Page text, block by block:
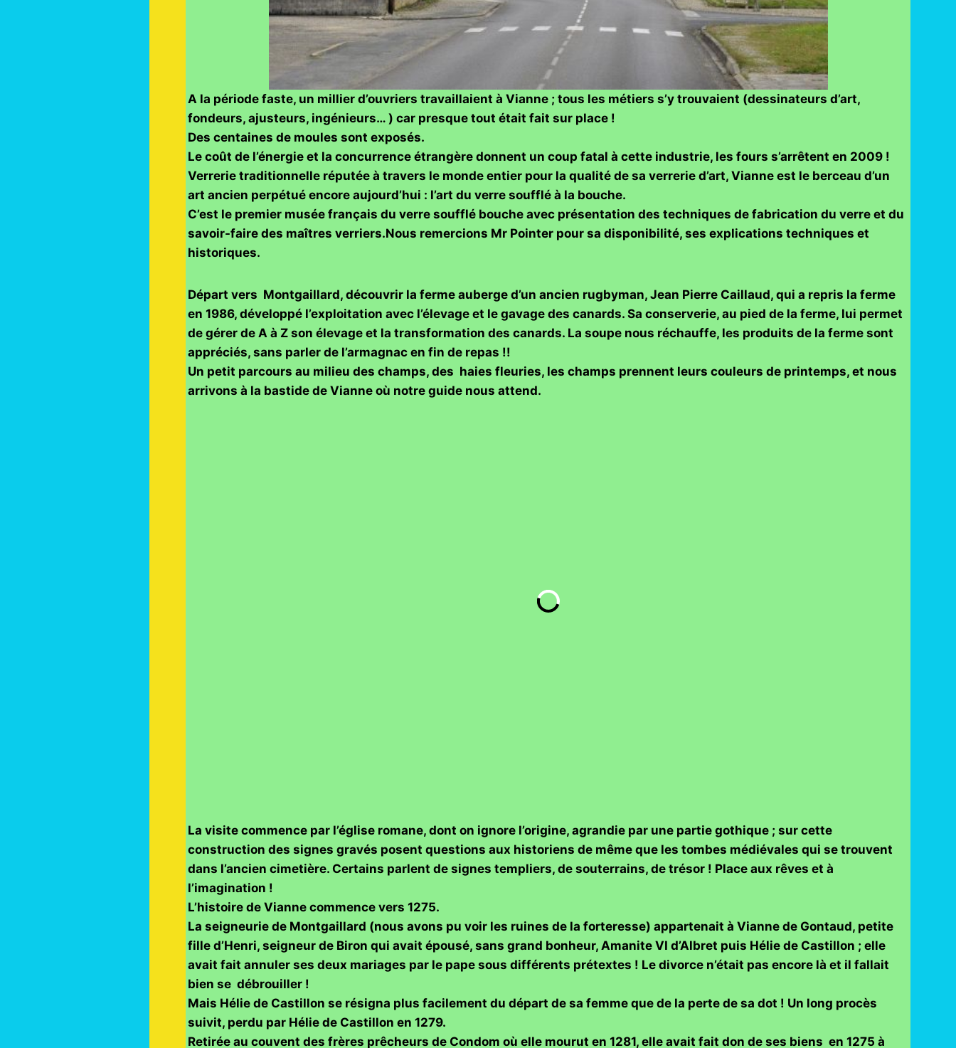
A la période faste, un millier d’ouvriers travaillaient à Vianne ; tous les métiers s’y trouvaient (dessinateurs d’art,
fondeurs, ajusteurs, ingénieurs… ) car presque tout était fait sur place !
Des centaines de moules sont exposés.
Le coût de l’énergie et la concurrence étrangère donnent un coup fatal à cette industrie, les fours s’arrêtent en 2009 !
Verrerie traditionnelle réputée à travers le monde entier pour la qualité de sa verrerie d’art, Vianne est le berceau d’un
art ancien perpétué encore aujourd’hui : l’art du verre soufflé à la bouche.
C’est le premier musée français du verre soufflé bouche avec présentation des techniques de fabrication du verre et du
savoir-faire des maîtres verriers.Nous remercions Mr Pointer pour sa disponibilité, ses explications techniques et
historiques.
Départ vers Montgaillard, découvrir la ferme auberge d’un ancien rugbyman, Jean Pierre Caillaud, qui a repris la ferme
en 1986, développé l’exploitation avec l’élevage et le gavage des canards. Sa conserverie, au pied de la ferme, lui permet
de gérer de A à Z son élevage et la transformation des canards. La soupe nous réchauffe, les produits de la ferme sont
appréciés, sans parler de l’armagnac en fin de repas !!
Un petit parcours au milieu des champs, des haies fleuries, les champs prennent leurs couleurs de printemps, et nous
arrivons à la bastide de Vianne où notre guide nous attend.
La visite commence par l’église romane, dont on ignore l’origine, agrandie par une partie gothique ; sur cette
construction des signes gravés posent questions aux historiens de même que les tombes médiévales qui se trouvent
dans l’ancien cimetière. Certains parlent de signes templiers, de souterrains, de trésor ! Place aux rêves et à
l’imagination !
L’histoire de Vianne commence vers 1275.
La seigneurie de Montgaillard (nous avons pu voir les ruines de la forteresse) appartenait à Vianne de Gontaud, petite
fille d’Henri, seigneur de Biron qui avait épousé, sans grand bonheur, Amanite VI d’Albret puis Hélie de Castillon ; elle
avait fait annuler ses deux mariages par le pape sous différents prétextes ! Le divorce n’était pas encore là et il fallait
bien se débrouiller !
Mais Hélie de Castillon se résigna plus facilement du départ de sa femme que de la perte de sa dot ! Un long procès
suivit, perdu par Hélie de Castillon en 1279.
Retirée au couvent des frères prêcheurs de Condom où elle mourut en 1281, elle avait fait don de ses biens en 1275 à